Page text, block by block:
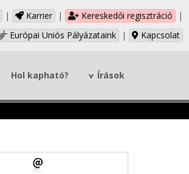
| Karrier | Kereskedői regisztráció
|
Európai Uniós Pályázataink
| Kapcsolat
Hol kapható? Írások